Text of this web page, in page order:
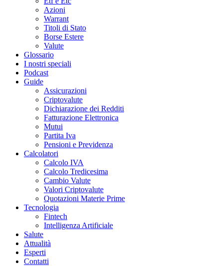
Azioni
Warrant
Titoli di Stato
Borse Estere
Valute
Glossario
I nostri speciali
Podcast
Guide
Assicurazioni
Criptovalute
Dichiarazione dei Redditi
Fatturazione Elettronica
Mutui
Partita Iva
Pensioni e Previdenza
Calcolatori
Calcolo IVA
Calcolo Tredicesima
Cambio Valute
Valori Criptovalute
Quotazioni Materie Prime
Tecnologia
Fintech
Intelligenza Artificiale
Salute
Attualità
Esperti
Contatti